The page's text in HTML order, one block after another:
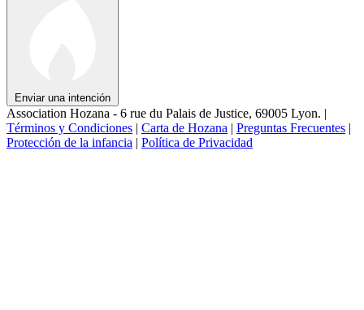
Enviar una intención
Association Hozana - 6 rue du Palais de Justice, 69005 Lyon. |
Términos y Condiciones | Carta de Hozana | Preguntas Frecuentes |
Protección de la infancia | Política de Privacidad